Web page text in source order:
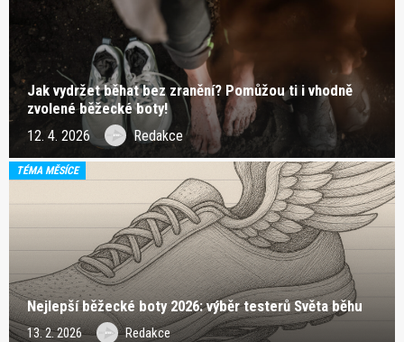
Jak vydržet běhat bez zranění? Pomůžou ti i vhodně
zvolené běžecké boty!
12. 4. 2026 Redakce
TÉMA MĚSÍCE
Nejlepší běžecké boty 2026: výběr testerů Světa běhu
13. 2. 2026 Redakce